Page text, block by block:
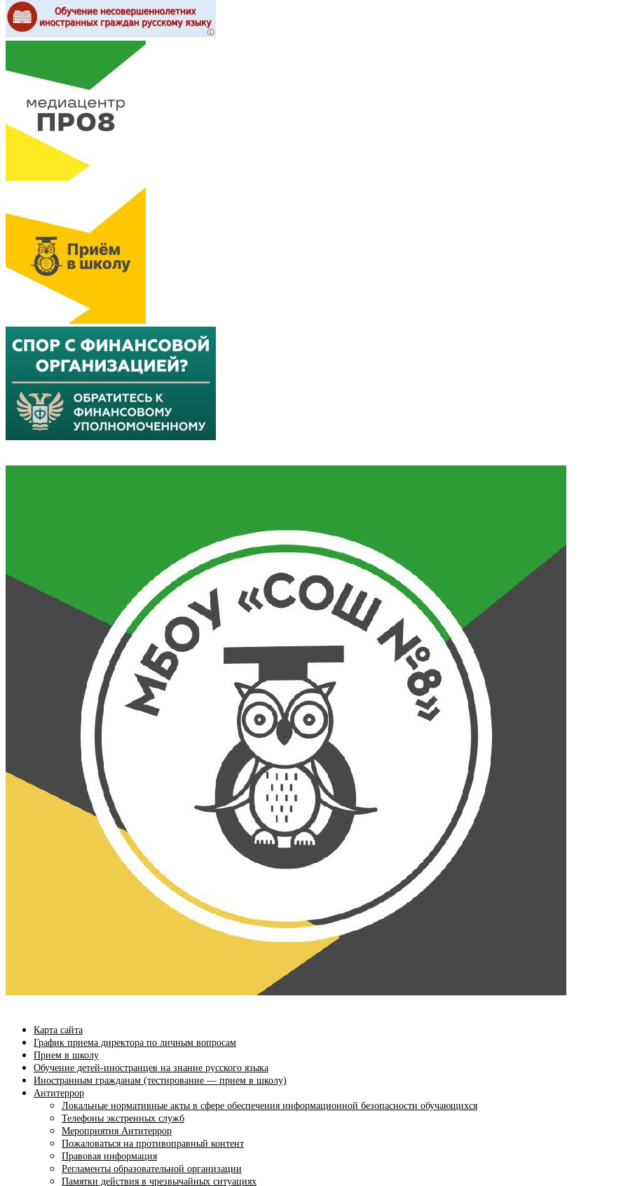
Карта сайта
График приема директора по личным вопросам
Прием в школу
Обучение детей-иностранцев на знание русского языка
Иностранным гражданам (тестирование — прием в школу)
Антитеррор
Локальные нормативные акты в сфере обеспечения информационной безопасности обучающихся
Телефоны экстренных служб
Мероприятия Антитеррор
Пожаловаться на противоправный контент
Правовая информация
Регламенты образовательной организации
Памятки действия в чрезвычайных ситуациях